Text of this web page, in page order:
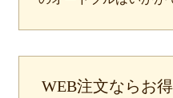
4,000~7999円
食材から選ぶWEB注文ならお
トが貯まります。
次回より使えます